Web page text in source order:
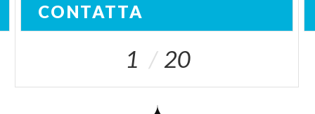
CONTATTA
1 20